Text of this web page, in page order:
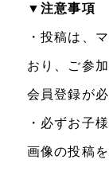
▼注意事項
・投稿は、
おり、ご参
会員登録が必
・必ずお子
画像の投稿